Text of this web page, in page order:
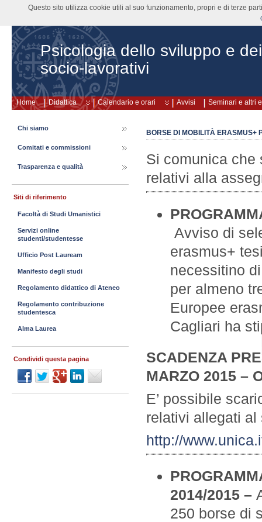
Psicologia dello sviluppo e
socio-lavorativi
Home Didattica Calendario e orari Avvisi Seminari e altri
BORSE DI MOBILITÀ ERASMUS+
Si comunica che
relativi alla
Avviso di
erasmus+
necessitino
per almeno
Europee
Cagliari ha
SCADENZA
MARZO 2015 –
E’ possibile
relativi allegati al
http://
2014/2015 –
250 borse di
Chi siamo
Comitati e commissioni
Trasparenza e qualità
Siti di riferimento
Facoltà di Studi Umanistici
Servizi online
studenti/studentesse
Ufficio Post Lauream
Manifesto degli studi
Regolamento didattico di Ateneo
Regolamento contribuzione
studentesca
Alma Laurea
Condividi questa pagina
Questo sito utilizza cookie utili al suo funzionamento, propri e di terze